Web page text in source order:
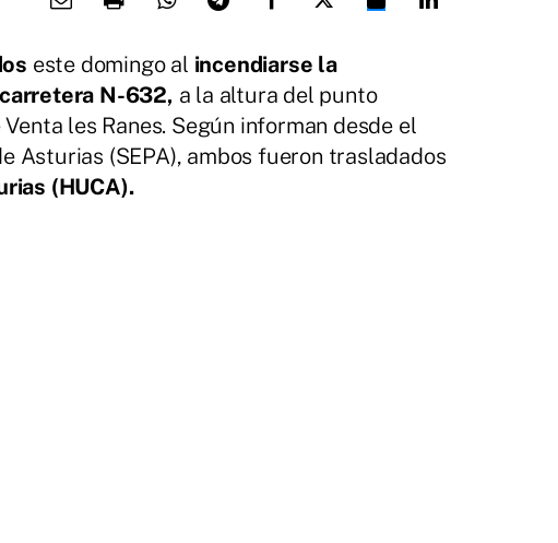
este domingo al incendiarse la
N-632, a la altura del punto
les Ranes. Según informan desde el
Asturias (SEPA), ambos fueron trasladados
(HUCA).